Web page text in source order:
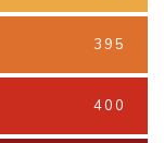
395
400